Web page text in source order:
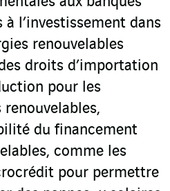
l’investissement dans
renouvelables
droits d’importation
pour les
renouvelables,
du financement
comme les
pour permettre